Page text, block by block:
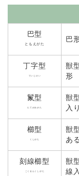
巴型
ともえがた
巴
丁字型
ていじけい
獣
形
鬣型
たてがみがた
獣
入り
櫛型
くしがた
獣
ある
刻線櫛型
こくせんくしがた
獣
線